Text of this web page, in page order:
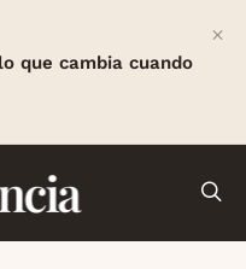
que cambia cuando
×